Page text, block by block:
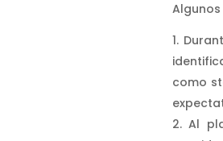
como
Al